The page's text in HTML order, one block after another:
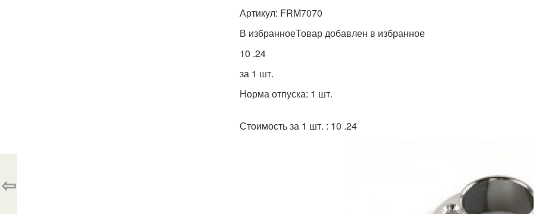
Артикул: FRM7070
В избранноеТовар добавлен в избранное
10 .24
за 1 шт.
Норма отпуска: 1 шт.
Стоимость за 1 шт. : 10 .24
⇦